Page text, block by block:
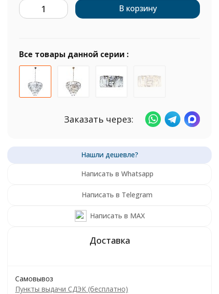
В корзину
Все товары данной серии :
Заказать через:
Написать в Whatsapp
Написать в Telegram
Написать в MAX
Самовывоз
Пункты выдачи СДЭК (бесплатно)